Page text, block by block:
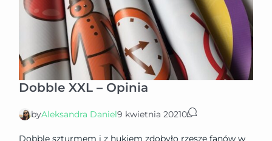
Dobble XXL – Opinia
byAleksandra Daniel9 kwietnia 20210
Dobble szturmem i z hukiem zdobyło rzesze fanów w